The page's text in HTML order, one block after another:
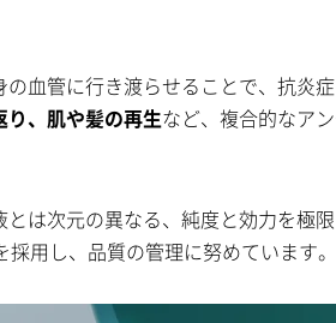
血管に行き渡らせることで、抗炎
、肌や髪の再生など、複合的なア
は次元の異なる、純度と効力を極
採用し、品質の管理に努めています。